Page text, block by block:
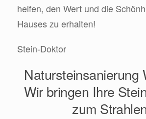
helfen, den Wert und die
Hauses zu erhalten!
Stein-Doktor
Natursteinsanierung
Wir bringen Ihre
zum